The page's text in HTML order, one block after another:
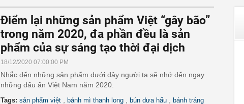
Điểm lại những sản phẩm Việt “gây bão”
trong năm 2020, đa phần đều là sản
phẩm của sự sáng tạo thời đại dịch
18/12/2020 07:00:00 PM
Nhắc đến những sản phẩm dưới đây người ta sẽ nhớ đến ngay
những dấu ấn Việt Nam năm 2020.
Tags: sản phẩm việt bánh mì thanh long bún dưa hấu
bánh tráng